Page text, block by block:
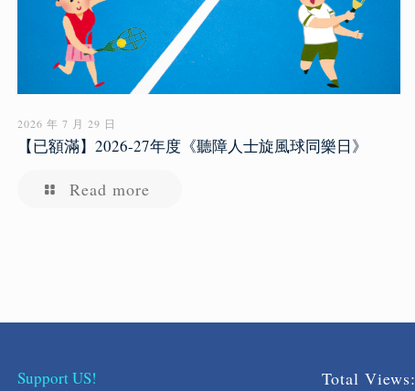
2026 年 7 月 29 日
【已額滿】2026-27年度《聽障人士旋風球同樂日》
Read more
Support US! Total Views: